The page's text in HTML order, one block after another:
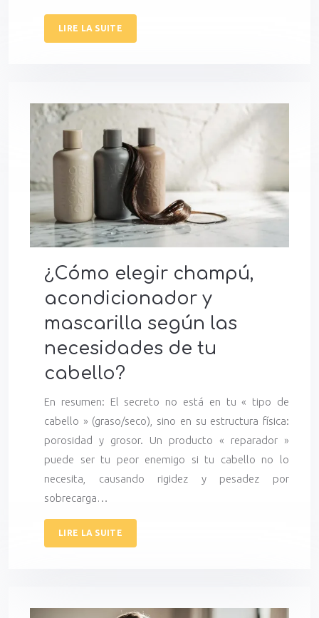
LIRE LA SUITE
¿Cómo elegir champú,
acondicionador y
mascarilla según las
necesidades de tu
cabello?
En resumen: El secreto no está en tu « tipo de
cabello » (graso/seco), sino en su estructura física:
porosidad y grosor. Un producto « reparador »
puede ser tu peor enemigo si tu cabello no lo
necesita, causando rigidez y pesadez por
sobrecarga…
LIRE LA SUITE